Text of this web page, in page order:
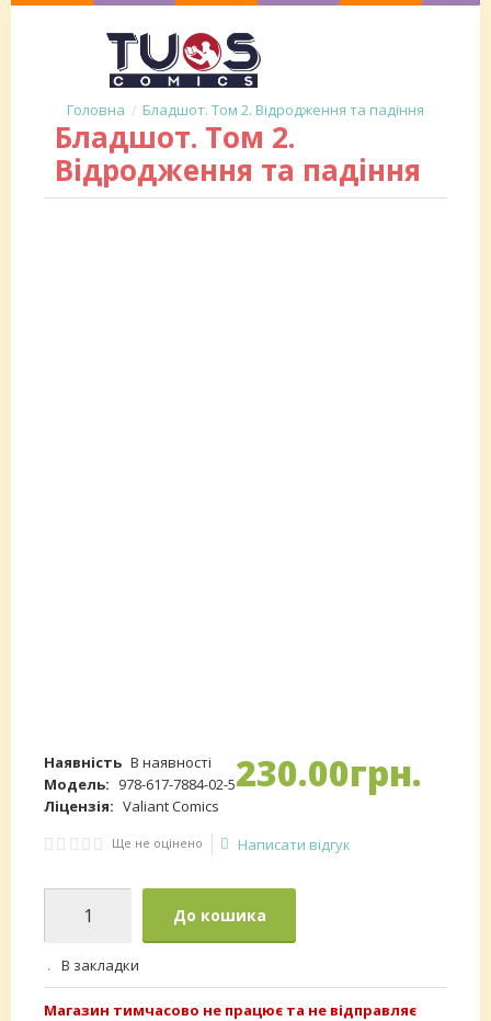
Бладшот. Том 2. Відродження та падіння
Бладшот. Том 2.
Відродження та падіння
Наявність В наявності
Модель: 978-617-7884-02-5
Ліцензія: Valiant Comics
230.00грн.
Ще не оцінено Написати відгук
До кошика
В закладки
Магазин тимчасово не працює та не відправляє